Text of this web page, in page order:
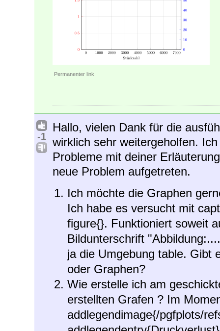
Permanenter link
-1
Hallo, vielen Dank für die
wirklich sehr weitergeholfen.
Probleme mit deiner
neue Problem aufgetreten.
Ich möchte die Graphen
Ich habe es versucht mit
figure{}. Funktioniert soweit
Bildunterschrift
ja die Umgebung table. Gibt
oder Graphen?
Wie erstelle ich am
erstellten Grafen ? Im
addlegendimage{/pgfplots/